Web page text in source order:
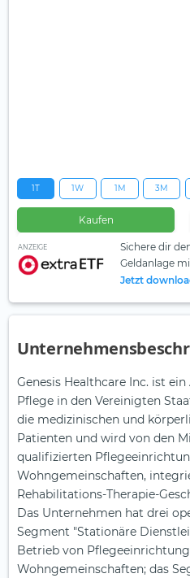
1T 1W 1M 3M
Kaufen
ANZEIGE
Sichere dir
Geldanlage
Jetzt
Genesis Healthcare Inc. ist
Pflege in den Vereinigten
die medizinischen und
Patienten und wird von den
qualifizierten
Wohngemeinschaften,
Rehabilitations-Therapie-
Das Unternehmen hat drei
Segment "Stationäre
Betrieb von
Wohngemeinschaften; das